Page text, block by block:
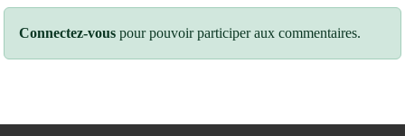
Connectez-vous pour pouvoir participer aux commentaires.